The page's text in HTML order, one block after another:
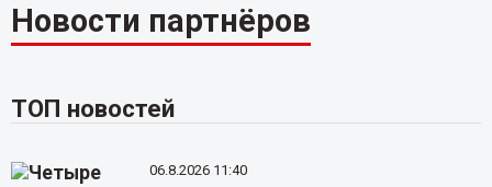
Новости партнёров
ТОП новостей
06.8.2026 11:40